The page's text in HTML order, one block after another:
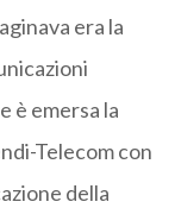
era la
è emersa la
Telecom con
della